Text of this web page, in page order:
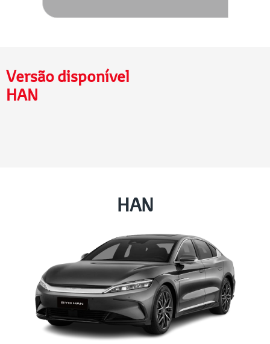
Versão disponível
HAN
HAN